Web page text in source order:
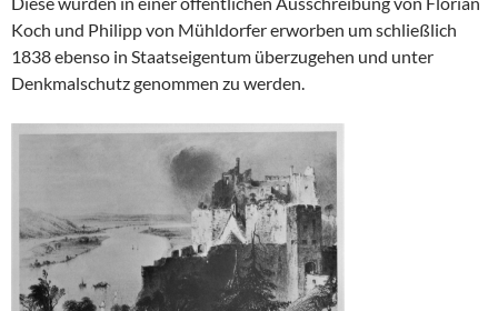
Koch und Philipp von Mühldorfer erworben um schließlich
1838 ebenso in Staatseigentum überzugehen und unter
Denkmalschutz genommen zu werden.